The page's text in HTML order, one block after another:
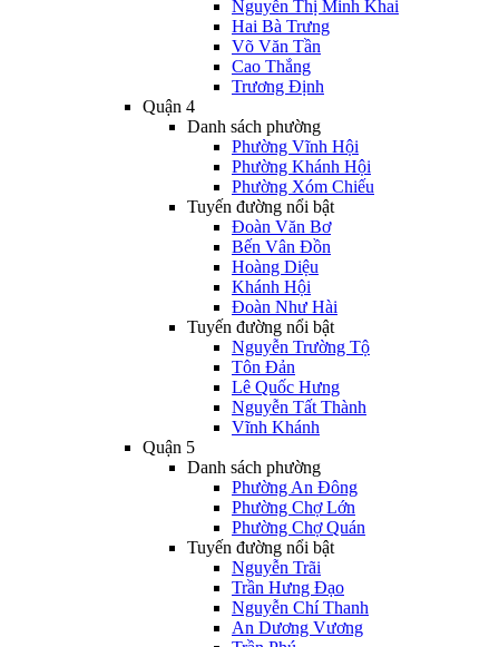
Nguyễn Thị Minh Khai
Hai Bà Trưng
Võ Văn Tần
Cao Thắng
Trương Định
Quận 4
Danh sách phường
Phường Vĩnh Hội
Phường Khánh Hội
Phường Xóm Chiếu
Tuyến đường nổi bật
Đoàn Văn Bơ
Bến Vân Đồn
Hoàng Diệu
Khánh Hội
Đoàn Như Hài
Tuyến đường nổi bật
Nguyễn Trường Tộ
Tôn Đản
Lê Quốc Hưng
Nguyễn Tất Thành
Vĩnh Khánh
Quận 5
Danh sách phường
Phường An Đông
Phường Chợ Lớn
Phường Chợ Quán
Tuyến đường nổi bật
Nguyễn Trãi
Trần Hưng Đạo
Nguyễn Chí Thanh
An Dương Vương